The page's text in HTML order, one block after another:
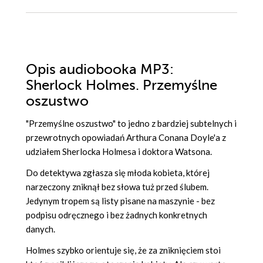
Opis audiobooka MP3:
Sherlock Holmes. Przemyślne
oszustwo
"Przemyślne oszustwo" to jedno z bardziej subtelnych i
przewrotnych opowiadań Arthura Conana Doyle'a z
udziałem Sherlocka Holmesa i doktora Watsona.
Do detektywa zgłasza się młoda kobieta, której
narzeczony zniknął bez słowa tuż przed ślubem.
Jedynym tropem są listy pisane na maszynie - bez
podpisu odręcznego i bez żadnych konkretnych
danych.
Holmes szybko orientuje się, że za zniknięciem stoi